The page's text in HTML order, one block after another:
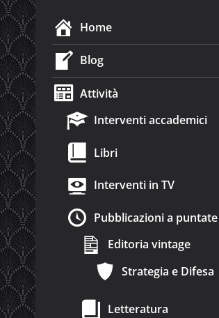
Home
Blog
Attività
Interventi accademici
Libri
Interventi in TV
Pubblicazioni a puntate
Editoria vintage
Strategia e Difesa
Letteratura